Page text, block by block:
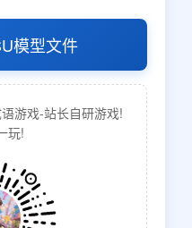
模型文件
游戏-站长自研游戏!
玩!